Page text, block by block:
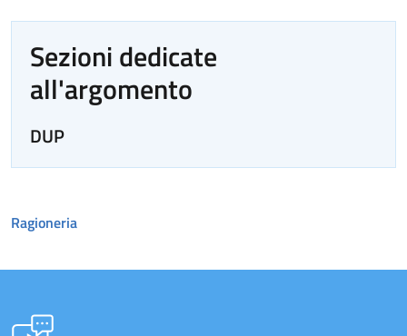
Sezioni dedicate
all'argomento
DUP
Ragioneria